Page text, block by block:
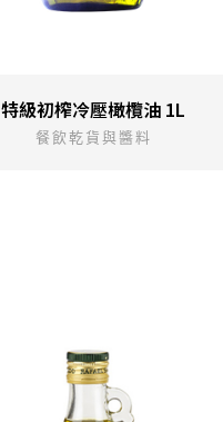
特級初榨冷壓橄欖油 1L
餐飲乾貨與醬料